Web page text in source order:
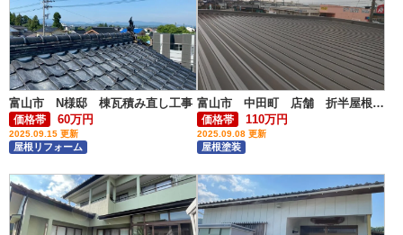
富山市 N様邸 棟瓦積み直し工事
価格帯 60万円
2025.09.15 更新
屋根リフォーム
富山市 中田町 店舗 折半屋根塗装工事
価格帯 110万円
2025.09.08 更新
屋根塗装